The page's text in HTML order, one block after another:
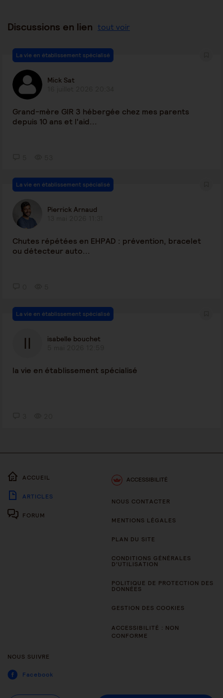
Discussions en lien tout voir
La vie en établissement spécialisé
Mick Sat
Grand-mère GIR 3 hébergée chez mes parents
depuis 10 ans et l'aid...
La vie en établissement spécialisé
Pierrick Arnaud
Chutes répétées en EHPAD : prévention, bracelet
ou détecteur auto...
La vie en établissement spécialisé
isabelle bouchet
la vie en établissement spécialisé
ACCUEIL
ARTICLES
FORUM
ACCESSIBILITÉ
NOUS CONTACTER
MENTIONS LÉGALES
PLAN DU SITE
CONDITIONS GÉNÉRALES
D’UTILISATION
POLITIQUE DE PROTECTION DES
DONNÉES
GESTION DES COOKIES
ACCESSIBILITÉ : NON
CONFORME
NOUS SUIVRE
Facebook